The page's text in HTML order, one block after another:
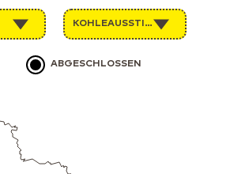
KOHLEAUSSTIEG
ABGESCHLOSSEN